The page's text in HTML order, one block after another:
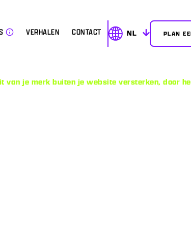
VERHALEN CONTACT NL PLAN
van je merk buiten je website versterken, door